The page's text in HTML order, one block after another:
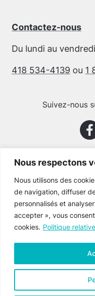
Nous respectons
Nous utilisons des
de navigation, diffuser
personnalisés et
accepter », vous
cookies. Politique
Contactez-nous
Du lundi au
418 534-4139 ou 1
Suivez-nous
Merci